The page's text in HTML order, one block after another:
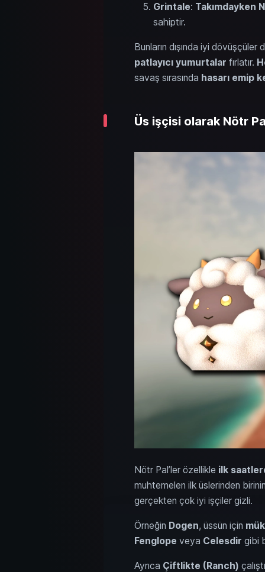
Grintale: Takımdayken
sahiptir.
Bunların dışında iyi dövüşçüler
patlayıcı yumurtalar fırlatır.
savaş sırasında hasarı emip
Üs işçisi olarak Nötr
Nötr Pal’ler özellikle ilk
muhtemelen ilk üslerinden
gerçekten çok iyi işçiler gizli.
Örneğin Dogen, üssün için
Fenglope veya Celesdir gibi
Ayrıca Çiftlikte (Ranch)